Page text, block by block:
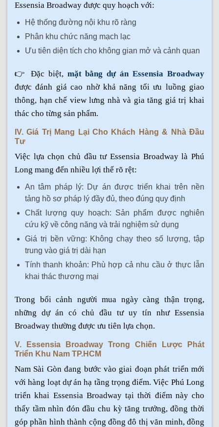
Essensia Broadway được quy hoạch với:
Hệ thống đường nội khu rõ ràng
Phân khu chức năng mạch lạc
Ưu tiên diện tích cho không gian mở và cảnh quan
👉 Đặc biệt, mặt bằng dự án Essensia Broadway
được đánh giá cao nhờ khả năng tối ưu luồng giao
thông, hạn chế view lưng nhà và gia tăng giá trị khai
thác cho từng sản phẩm.
IV. Giá Trị Mang Lại Cho Khách Hàng & Nhà Đầu
Tư
Việc lựa chọn chủ đầu tư Essensia Broadway là Phú
Long mang đến nhiều lợi thế rõ rệt:
An tâm pháp lý: Dự án được triển khai trên nền
tảng hồ sơ pháp lý đầy đủ, theo đúng quy định
Chất lượng quy hoạch: Sản phẩm được nghiên
cứu kỹ về công năng và trải nghiệm sử dụng
Giá trị bền vững: Không chạy theo số lượng, tập
trung vào giá trị dài hạn
Tính thanh khoản: Phù hợp cả nhu cầu ở thực lẫn
khai thác thương mại
Trong bối cảnh người mua ngày càng thận trọng,
những dự án có chủ đầu tư uy tín như Essensia
Broadway thường được ưu tiên lựa chọn.
V. Essensia Broadway Trong Chiến Lược Phát
Triển Khu Nam TP.HCM
Nam Sài Gòn đang bước vào giai đoạn phát triển mới
với hàng loạt dự án hạ tầng trọng điểm. Việc Phú Long
triển khai Essensia Broadway tại thời điểm này cho
thấy tầm nhìn đón đầu chu kỳ tăng trưởng, đồng thời
góp phần hình thành cộng đồng đô thị văn minh, đồng